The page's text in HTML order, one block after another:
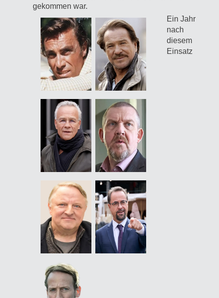
gekommen war.
Ein Jahr
nach
diesem
Einsatz